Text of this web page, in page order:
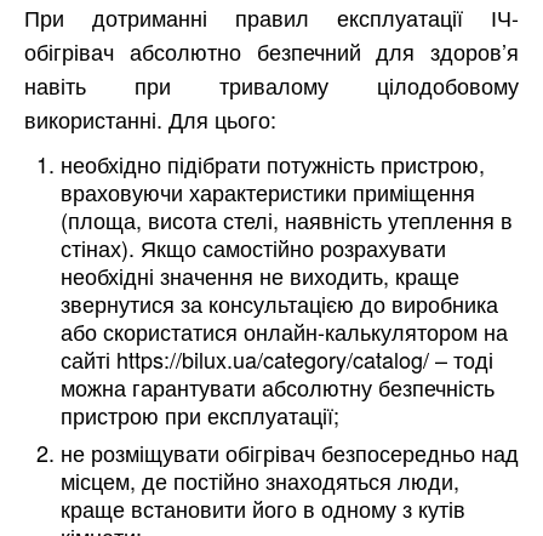
При дотриманні правил експлуатації ІЧ-
обігрівач абсолютно безпечний для здоров’я
навіть при тривалому цілодобовому
використанні. Для цього:
необхідно підібрати потужність пристрою,
враховуючи характеристики приміщення
(площа, висота стелі, наявність утеплення в
стінах). Якщо самостійно розрахувати
необхідні значення не виходить, краще
звернутися за консультацією до виробника
або скористатися онлайн-калькулятором на
сайті https://bilux.ua/category/catalog/ – тоді
можна гарантувати абсолютну безпечність
пристрою при експлуатації;
не розміщувати обігрівач безпосередньо над
місцем, де постійно знаходяться люди,
краще встановити його в одному з кутів